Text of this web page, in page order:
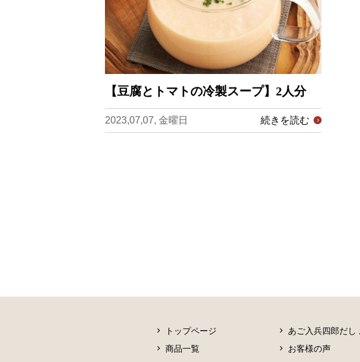
【豆腐とトマトの冷製スープ】2人分
2023,07,07, 金曜日 続きを読む
トップページ
商品一覧
あご入兵四郎だし
お客様の声